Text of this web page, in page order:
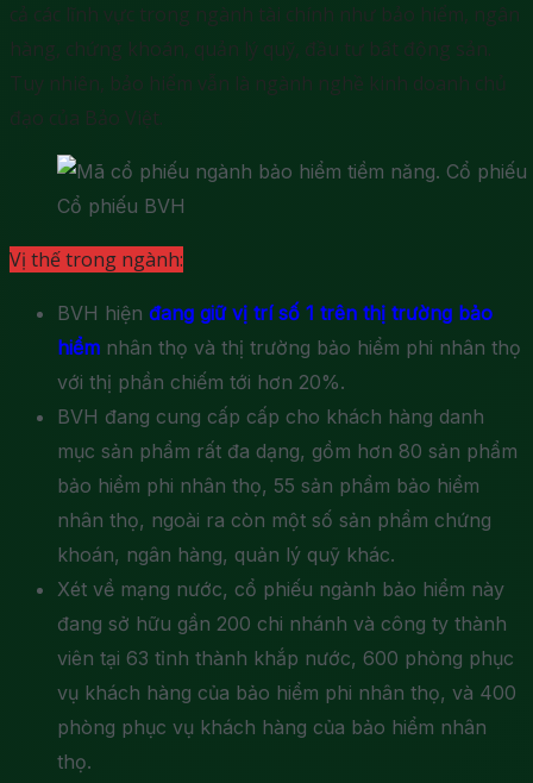
cả các lĩnh vực trong ngành tài chính như bảo hiểm, ngân
hàng, chứng khoán, quản lý quỹ, đầu tư bất động sản.
Tuy nhiên, bảo hiểm vẫn là ngành nghề kinh doanh chủ
đạo của Bảo Việt.
Cổ phiếu BVH
Vị thế trong ngành:
BVH hiện đang giữ vị trí số 1 trên thị trường bảo
hiểm nhân thọ và thị trường bảo hiểm phi nhân thọ
với thị phần chiếm tới hơn 20%.
BVH đang cung cấp cấp cho khách hàng danh
mục sản phẩm rất đa dạng, gồm hơn 80 sản phẩm
bảo hiểm phi nhân thọ, 55 sản phẩm bảo hiểm
nhân thọ, ngoài ra còn một số sản phẩm chứng
khoán, ngân hàng, quản lý quỹ khác.
Xét về mạng nước, cổ phiếu ngành bảo hiểm này
đang sở hữu gần 200 chi nhánh và công ty thành
viên tại 63 tỉnh thành khắp nước, 600 phòng phục
vụ khách hàng của bảo hiểm phi nhân thọ, và 400
phòng phục vụ khách hàng của bảo hiểm nhân
thọ.